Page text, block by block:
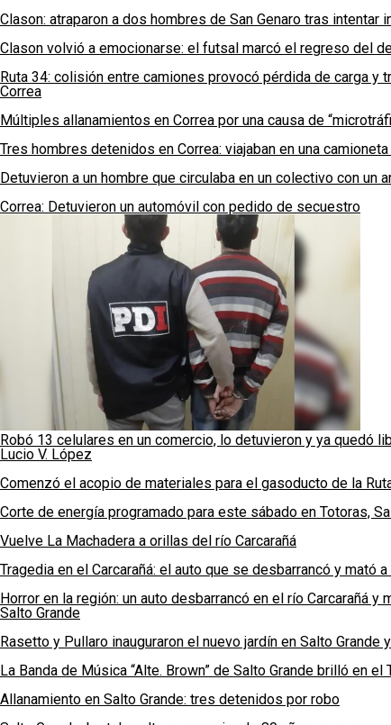
Clason: atraparon a dos hombres de San Genaro tras intentar
Clason volvió a emocionarse: el futsal marcó el regreso del
Ruta 34: colisión entre camiones provocó pérdida de carga y
Correa
Múltiples allanamientos en Correa por una causa de
Tres hombres detenidos en Correa: viajaban en una
Detuvieron a un hombre que circulaba en un colectivo con un
Correa: Detuvieron un automóvil con pedido de secuestro
Robó 13 celulares en un comercio, lo detuvieron y ya quedó
Lucio V. López
Comenzó el acopio de materiales para el gasoducto de la
Corte de energía programado para este sábado en Totoras,
Vuelve La Machadera a orillas del río Carcarañá
Tragedia en el Carcarañá: el auto que se desbarrancó y mató
Horror en la región: un auto desbarrancó en el río Carcarañá y
Salto Grande
Rasetto y Pullaro inauguraron el nuevo jardín en Salto
La Banda de Música “Alte. Brown” de Salto Grande brilló en
Allanamiento en Salto Grande: tres detenidos por robo